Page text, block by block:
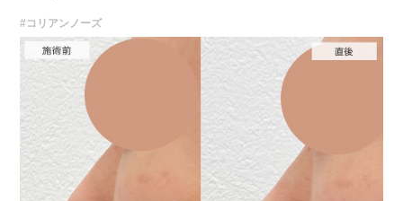
#コリアンノーズ